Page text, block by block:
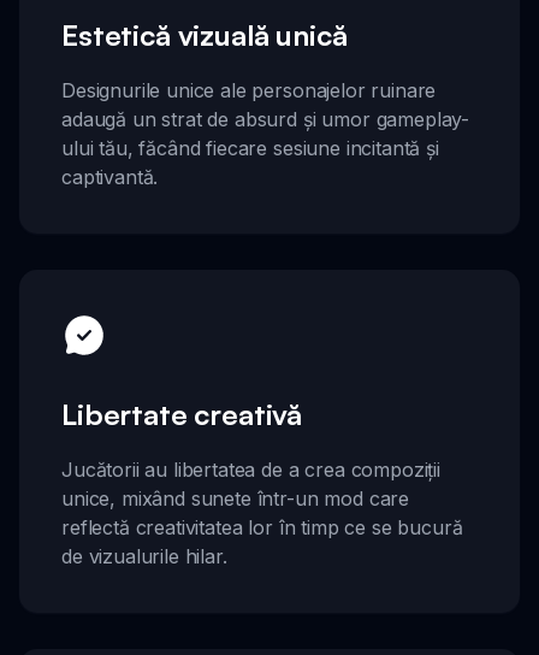
Estetică vizuală unică
Designurile unice ale personajelor ruinare
adaugă un strat de absurd și umor gameplay-
ului tău, făcând fiecare sesiune incitantă și
captivantă.
Libertate creativă
Jucătorii au libertatea de a crea compoziții
unice, mixând sunete într-un mod care
reflectă creativitatea lor în timp ce se bucură
de vizualurile hilar.